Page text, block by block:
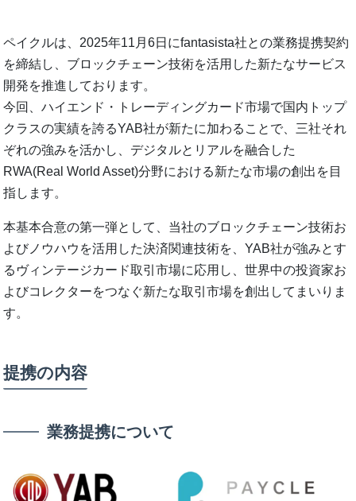
ペイクルは、2025年11月6日にfantasista社との業務提携契約
を締結し、ブロックチェーン技術を活用した新たなサービス
開発を推進しております。
今回、ハイエンド・トレーディングカード市場で国内トップ
クラスの実績を誇るYAB社が新たに加わることで、三社それ
ぞれの強みを活かし、デジタルとリアルを融合した
RWA(Real World Asset)分野における新たな市場の創出を目
指します。
本基本合意の第一弾として、当社のブロックチェーン技術お
よびノウハウを活用した決済関連技術を、YAB社が強みとす
るヴィンテージカード取引市場に応用し、世界中の投資家お
よびコレクターをつなぐ新たな取引市場を創出してまいりま
す。
提携の内容
業務提携について